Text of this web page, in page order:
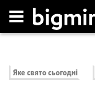
Яке свято сьогодні